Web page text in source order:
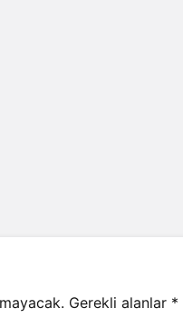
Gerekli alanlar *